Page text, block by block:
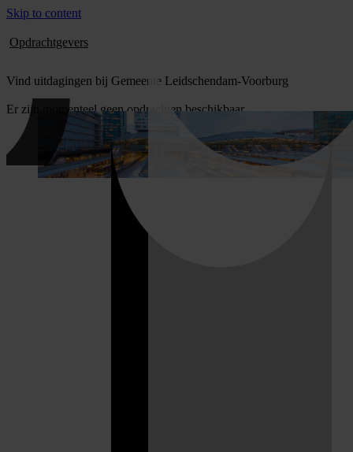
Skip to content
Opdrachtgevers
Vind uitdagingen bij Gemeente Leidschendam-Voorburg
Er zijn momenteel geen opdrachten beschikbaar.